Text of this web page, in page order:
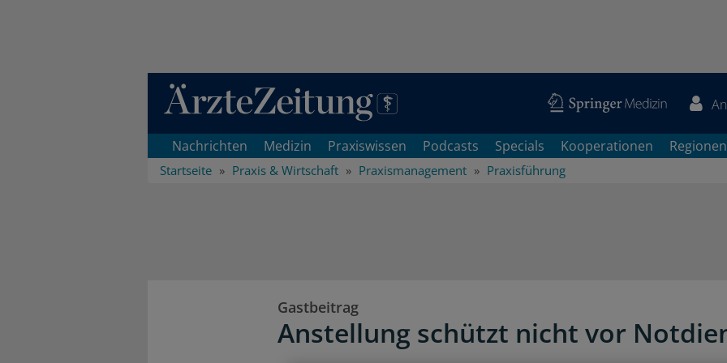
Direkt zum Inhaltsbereich
Nachrichten Medizin Praxiswissen Podcasts Specials Kooperationen Regionen
Startseite Praxis & Wirtschaft Praxismanagement Praxisführung
Gastbeitrag
Anstellung schützt nicht vor